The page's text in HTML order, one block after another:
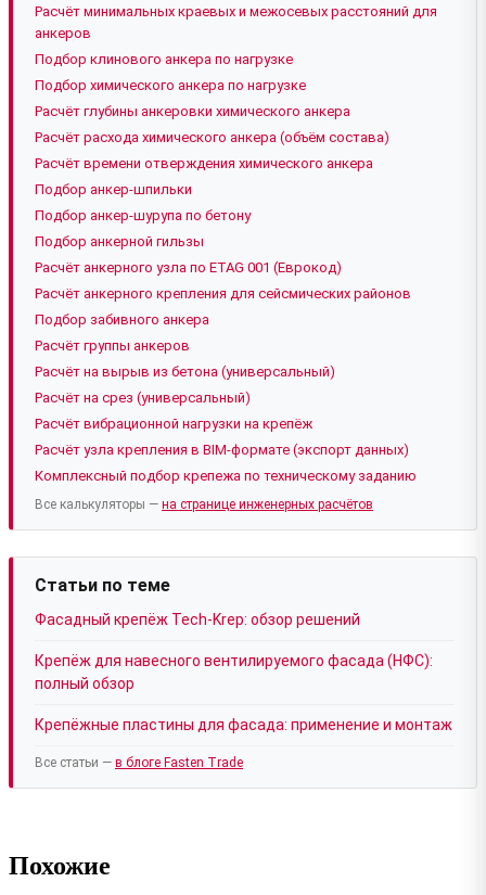
Расчёт минимальных краевых и межосевых расстояний для
анкеров
Подбор клинового анкера по нагрузке
Подбор химического анкера по нагрузке
Расчёт глубины анкеровки химического анкера
Расчёт расхода химического анкера (объём состава)
Расчёт времени отверждения химического анкера
Подбор анкер-шпильки
Подбор анкер-шурупа по бетону
Подбор анкерной гильзы
Расчёт анкерного узла по ETAG 001 (Еврокод)
Расчёт анкерного крепления для сейсмических районов
Подбор забивного анкера
Расчёт группы анкеров
Расчёт на вырыв из бетона (универсальный)
Расчёт на срез (универсальный)
Расчёт вибрационной нагрузки на крепёж
Расчёт узла крепления в BIM-формате (экспорт данных)
Комплексный подбор крепежа по техническому заданию
Все калькуляторы — на странице инженерных расчётов
Статьи по теме
Фасадный крепёж Tech-Krep: обзор решений
Крепёж для навесного вентилируемого фасада (НФС):
полный обзор
Крепёжные пластины для фасада: применение и монтаж
Все статьи — в блоге Fasten Trade
Похожие